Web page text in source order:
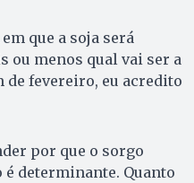
que a soja será
ou menos qual vai ser a
de fevereiro, eu acredito
por que o sorgo
é determinante. Quanto